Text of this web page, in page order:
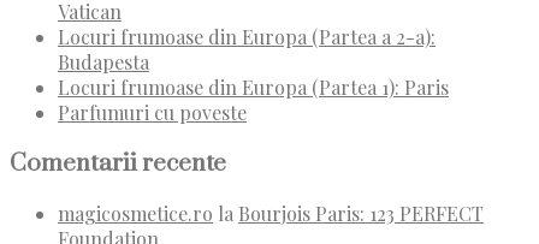
Vatican
Locuri frumoase din Europa (Partea a 2-a):
Budapesta
Locuri frumoase din Europa (Partea 1): Paris
Parfumuri cu poveste
Comentarii recente
magicosmetice.ro la Bourjois Paris: 123 PERFECT